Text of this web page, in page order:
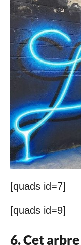
[quads id=7]
[quads id=9]
6. Cet